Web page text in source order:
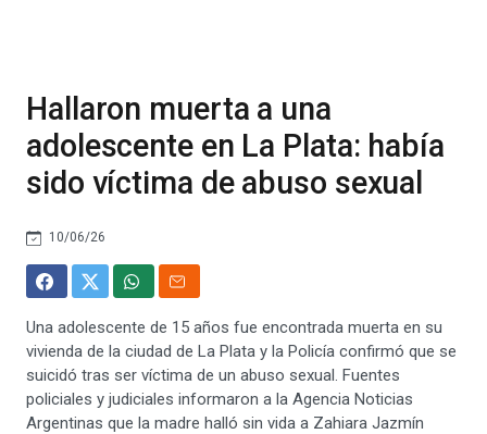
Hallaron muerta a una
adolescente en La Plata: había
sido víctima de abuso sexual
10/06/26
Una adolescente de 15 años fue encontrada muerta en su
vivienda de la ciudad de La Plata y la Policía confirmó que se
suicidó tras ser víctima de un abuso sexual. Fuentes
policiales y judiciales informaron a la Agencia Noticias
Argentinas que la madre halló sin vida a Zahiara Jazmín